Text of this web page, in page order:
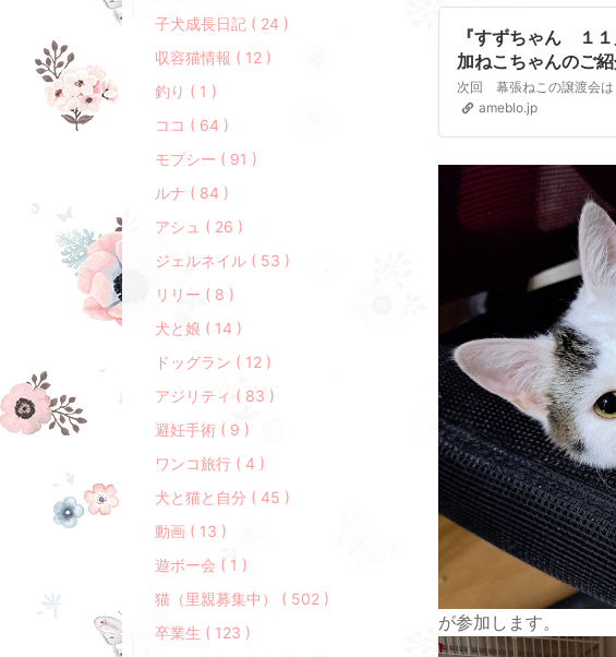
『すずちゃん １
加ねこちゃんのご紹
ameblo.jp
が参加します。
子犬成長日記 ( 24 )
収容猫情報 ( 12 )
釣り ( 1 )
ココ ( 64 )
モプシー ( 91 )
ルナ ( 84 )
アシュ ( 26 )
ジェルネイル ( 53 )
リリー ( 8 )
犬と娘 ( 14 )
ドッグラン ( 12 )
アジリティ ( 83 )
避妊手術 ( 9 )
ワンコ旅行 ( 4 )
犬と猫と自分 ( 45 )
動画 ( 13 )
遊ボー会 ( 1 )
猫（里親募集中） ( 502 )
卒業生 ( 123 )